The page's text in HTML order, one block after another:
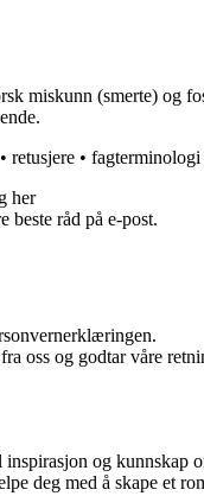
miskunn (smerte) og
• retusjere • fagterminologi
her
beste råd på e-post.
oss og godtar våre
og kunnskap
deg med å skape et